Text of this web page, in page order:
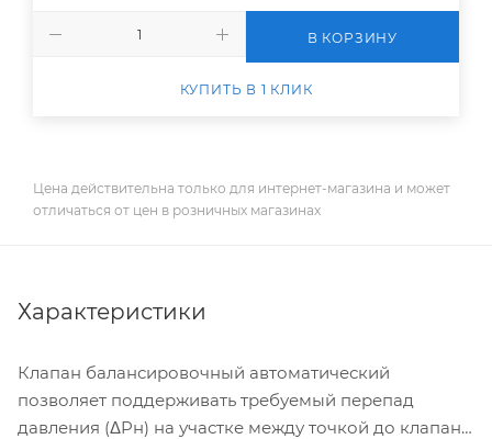
В КОРЗИНУ
КУПИТЬ В 1 КЛИК
Цена действительна только для интернет-магазина и может
отличаться от цен в розничных магазинах
Характеристики
Клапан балансировочный автоматический
позволяет поддерживать требуемый перепад
давления (ΔPн) на участке между точкой до клапана